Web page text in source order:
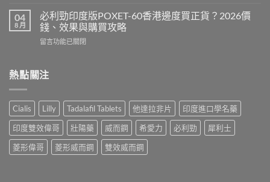
安
全？
網
略：
付
款
點
揀
＋
Levitra
邊
度
買
2026
效
果
與
購
買
攻
利
吉
Super
P-
P
邊
度
買
正
貨？
2026
04
8 月
必利勁印度版POXET-60香港邊度買正貨？2026價
錢、效果與購買攻略
在
勁
印
版
POXET-
60
香
港
邊
留言功能已關閉
熱點關注
Cialis Lilly Tadalafil Tablets 他達拉非片
印度進口學名藥
印度雙效偉哥
壯陽藥 威而鋼 希愛力 必利勁
犀利士
菱形偉哥
菱形威而鋼 雙效威而鋼